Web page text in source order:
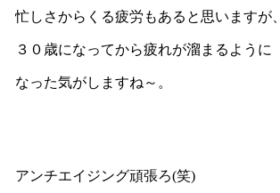
忙しさからくる疲労もあると思いますが、
３０歳になってから疲れが溜まるように
なった気がしますね～。
アンチエイジング頑張ろ(笑)